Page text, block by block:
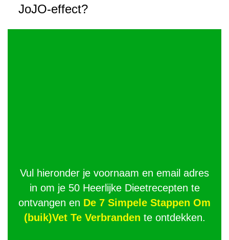
JoJO-effect?
Vul hieronder je voornaam en email adres
in om je 50 Heerlijke Dieetrecepten te
ontvangen en De 7 Simpele Stappen Om
(buik)Vet Te Verbranden te ontdekken.